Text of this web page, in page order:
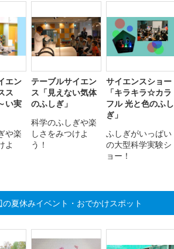
エン
ス
い実
や楽
よ
テーブルサイエン
ス「見えない気体
のふしぎ」
科学のふしぎや楽
しさをみつけよ
う！
サイエンスショー
「キラキラ☆カラ
フル 光と色のふし
ぎ」
ふしぎがいっぱい
の大型科学実験シ
ョー！
夏休みイベント・おでかけスポット